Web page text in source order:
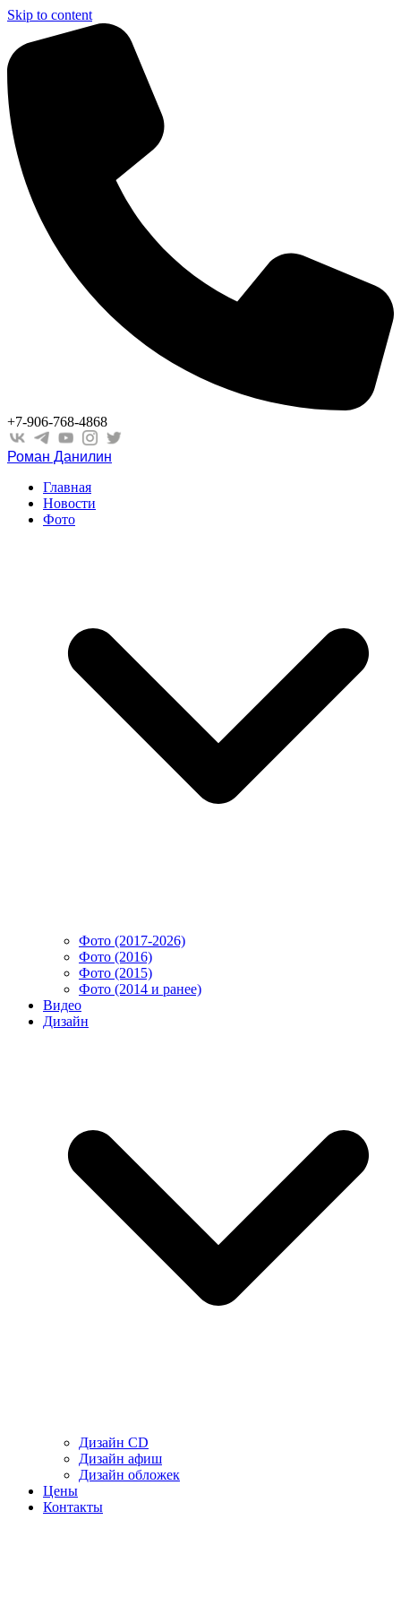
Skip to content
+7-906-768-4868
Роман Данилин
Главная
Новости
Фото
Фото (2017-2026)
Фото (2016)
Фото (2015)
Фото (2014 и ранее)
Видео
Дизайн
Дизайн CD
Дизайн афиш
Дизайн обложек
Цены
Контакты